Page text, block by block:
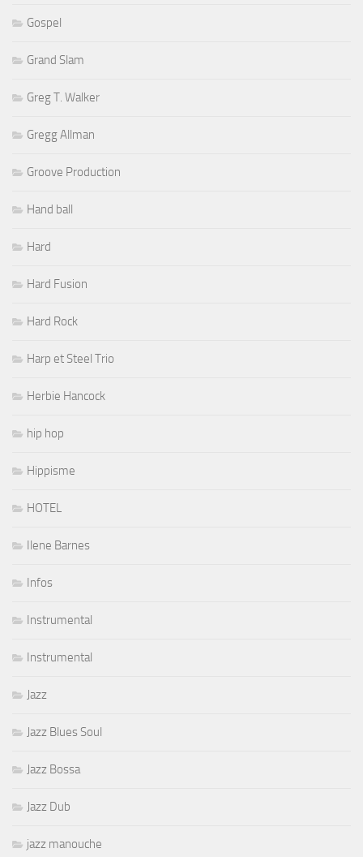
Gospel
Grand Slam
Greg T. Walker
Gregg Allman
Groove Production
Hand ball
Hard
Hard Fusion
Hard Rock
Harp et Steel Trio
Herbie Hancock
hip hop
Hippisme
HOTEL
Ilene Barnes
Infos
Instrumental
Instrumental
Jazz
Jazz Blues Soul
Jazz Bossa
Jazz Dub
jazz manouche